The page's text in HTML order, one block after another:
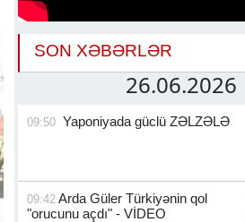
SON XƏBƏRLƏR
26.06.2026
09:50 Yaponiyada güclü ZƏLZƏLƏ
09:42 Arda Güler Türkiyənin qol
"orucunu açdı" - VİDEO